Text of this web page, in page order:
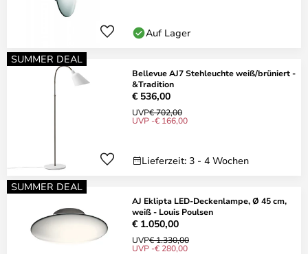
Auf Lager
SUMMER DEAL
Bellevue AJ7 Stehleuchte weiß/brüniert -
&Tradition
€ 536,00
UVP€ 702,00
UVP -€ 166,00
Lieferzeit: 3 - 4 Wochen
SUMMER DEAL
AJ Eklipta LED-Deckenlampe, Ø 45 cm,
weiß - Louis Poulsen
€ 1.050,00
UVP€ 1.330,00
UVP -€ 280,00